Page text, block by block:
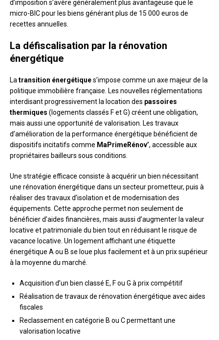
d’imposition s’avère généralement plus avantageuse que le
micro-BIC pour les biens générant plus de 15 000 euros de
recettes annuelles.
La défiscalisation par la rénovation
énergétique
La transition énergétiques’impose comme un axe majeur de la
politique immobilière française. Les nouvelles réglementations
interdisant progressivement la location des passoires
thermiques (logements classés F et G) créent une obligation,
mais aussi une opportunité de valorisation. Les travaux
d’amélioration de la performance énergétique bénéficient de
dispositifs incitatifs comme MaPrimeRénov’, accessible aux
propriétaires bailleurs sous conditions.
Une stratégie efficace consiste à acquérir un bien nécessitant
une rénovation énergétique dans un secteur prometteur, puis à
réaliser des travaux d’isolation et de modernisation des
équipements. Cette approche permet non seulement de
bénéficier d’aides financières, mais aussi d’augmenter la valeur
locative et patrimoniale du bien tout en réduisant le risque de
vacance locative. Un logement affichant une étiquette
énergétique A ou B se loue plus facilement et à un prix supérieur
à la moyenne du marché.
Acquisition d’un bien classé E, F ou G à prix compétitif
Réalisation de travaux de rénovation énergétique avec aides
fiscales
Reclassement en catégorie B ou C permettant une
valorisation locative